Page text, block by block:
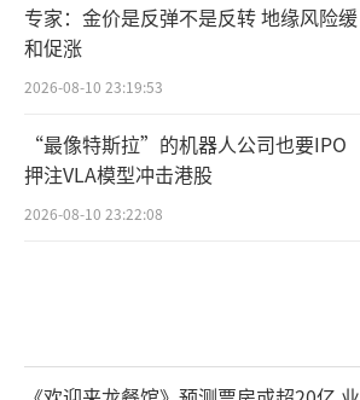
专家：金价是反弹不是反转 地缘风险缓
和促涨
2026-08-10 23:19:53
“最像特斯拉”的机器人公司也要IPO
押注VLA模型冲击港股
2026-08-10 23:22:08